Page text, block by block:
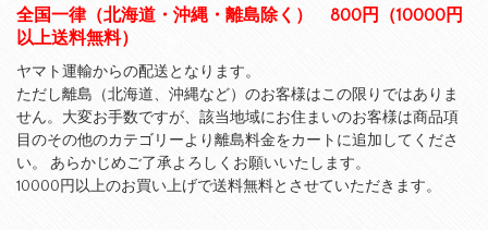
全国一律（北海道・沖縄・離島除く） 800円（10000円
以上送料無料）
ヤマト運輸からの配送となります。
ただし離島（北海道、沖縄など）のお客様はこの限りではありま
せん。大変お手数ですが、該当地域にお住まいのお客様は商品項
目のその他のカテゴリーより離島料金をカートに追加してくださ
い。 あらかじめご了承よろしくお願いいたします。
10000円以上のお買い上げで送料無料とさせていただきます。